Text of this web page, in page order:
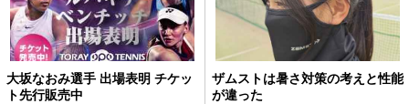
大坂なおみ選手 出場表明 チケッ
ト先行販売中
ザムストは暑さ対策の考えと性能
が違った